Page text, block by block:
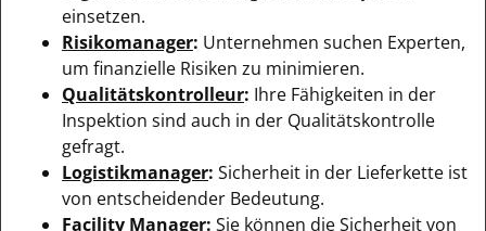
einsetzen.
Risikomanager: Unternehmen suchen Experten,
um finanzielle Risiken zu minimieren.
Qualitätskontrolleur: Ihre Fähigkeiten in der
Inspektion sind auch in der Qualitätskontrolle
gefragt.
Logistikmanager: Sicherheit in der Lieferkette ist
von entscheidender Bedeutung.
Facility Manager: Sie können die Sicherheit von